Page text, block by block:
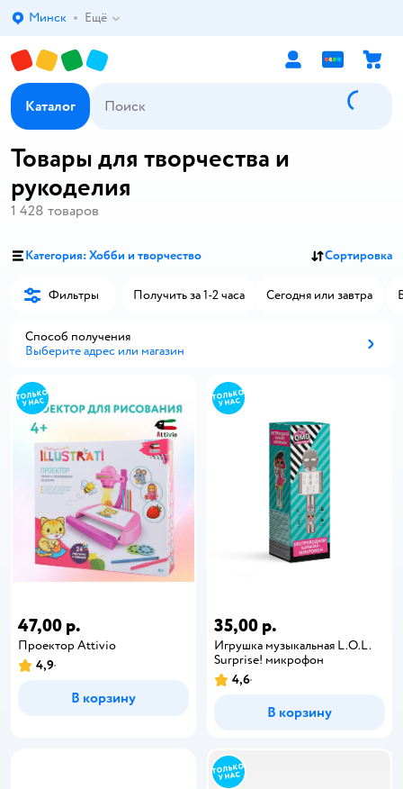
Выбор адреса доставки.
Минск Ещё
Каталог
Товары для творчества и
рукоделия
1 428 товаров
Категория: Хобби и творчество Сортировка
Фильтры Получить за 1-2 часа Сегодня или завтра
Способ получения
Выберите адрес или магазин
47,00 р.
Проектор Attivio
4,9
В корзину
35,00 р.
Игрушка музыкальная L.O.L.
Surprise! микрофон
4,6
В корзину